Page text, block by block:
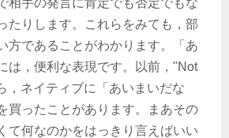
たりします。これらをみても，部
方であることがわかります。「あ
は，便利な表現です。以前，"Not
，ネイティブに「あいまいだな
買ったことがあります。まあその
て何なのかをはっきり言えばいい